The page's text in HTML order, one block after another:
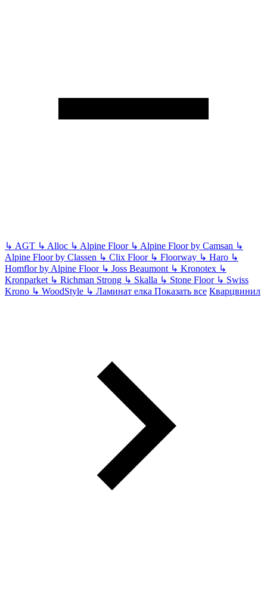
↳ AGT ↳ Alloc ↳ Alpine Floor ↳ Alpine Floor by Camsan ↳
Alpine Floor by Classen ↳ Clix Floor ↳ Floorway ↳ Haro ↳
Homflor by Alpine Floor ↳ Joss Beaumont ↳ Kronotex ↳
Kronparket ↳ Richman Strong ↳ Skalla ↳ Stone Floor ↳ Swiss
Krono ↳ WoodStyle ↳ Ламинат елка Показать все Кварцвинил